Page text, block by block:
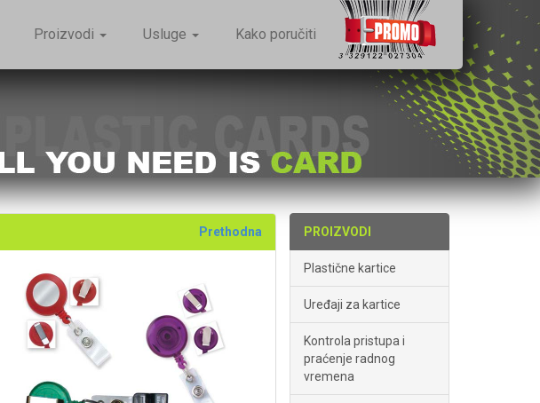
Proizvodi Usluge Kako poručiti
Prethodna PROIZVODI
Plastične kartice
Uređaji za kartice
Kontrola pristupa i
praćenje radnog
vremena